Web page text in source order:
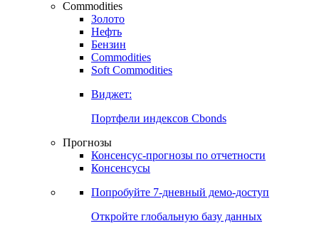
Commodities
Золото
Нефть
Бензин
Commodities
Soft Commodities
Виджет:
Портфели индексов Cbonds
Прогнозы
Консенсус-прогнозы по отчетности
Консенсусы
Попробуйте 7-дневный демо-доступ
Откройте глобальную базу данных